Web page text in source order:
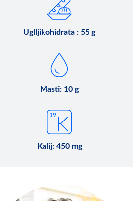
Uglljikohidrata : 55 g
Masti: 10 g
Kalij: 450 mg